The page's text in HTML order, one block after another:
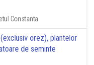
Constanta
orez), plantelor
de seminte